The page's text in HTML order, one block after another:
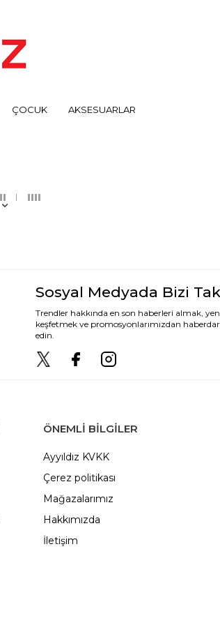
ÇOCUK AKSESUARLAR
Sosyal Medyada Bizi
Trendler hakkında en son haberleri almak,
keşfetmek ve promosyonlarımızdan
edin.
ÖNEMLI BILGILER
Ayyıldız KVKK
Çerez politikası
Mağazalarımız
Hakkımızda
İletişim